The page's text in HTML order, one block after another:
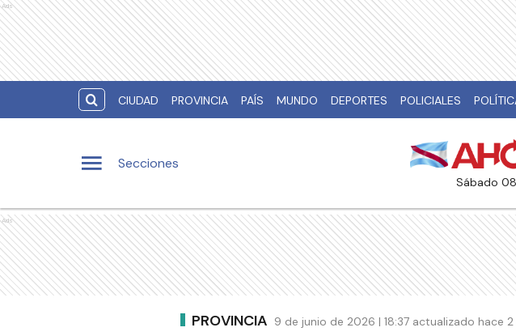
Ads
CIUDAD PROVINCIA PAÍS MUNDO DEPORTES POLICIALES
Secciones
sábado
Ads
PROVINCIA 9 de junio de 2026 | 18:37 actualizado hace 2